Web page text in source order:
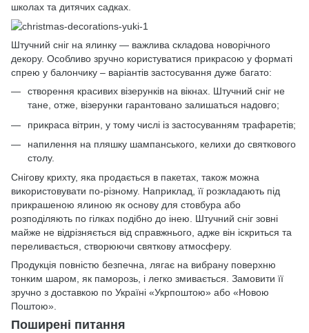
школах та дитячих садках.
Штучний сніг на ялинку — важлива складова новорічного
декору. Особливо зручно користуватися прикрасою у форматі
спрею у балончику – варіантів застосування дуже багато:
створення красивих візерунків на вікнах. Штучний сніг не
тане, отже, візерунки гарантовано залишаться надовго;
прикраса вітрин, у тому числі із застосуванням трафаретів;
напилення на пляшку шампанського, келихи до святкового
столу.
Снігову крихту, яка продається в пакетах, також можна
використовувати по-різному. Наприклад, її розкладають під
прикрашеною ялиною як основу для стовбура або
розподіляють по гілках подібно до інею. Штучний сніг зовні
майже не відрізняється від справжнього, адже він іскриться та
переливається, створюючи святкову атмосферу.
Продукція повністю безпечна, лягає на вибрану поверхню
тонким шаром, як паморозь, і легко змивається. Замовити її
зручно з доставкою по Україні «Укрпоштою» або «Новою
Поштою».
Поширені питання